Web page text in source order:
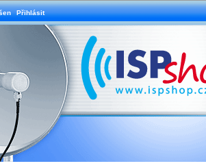
Přihlásit